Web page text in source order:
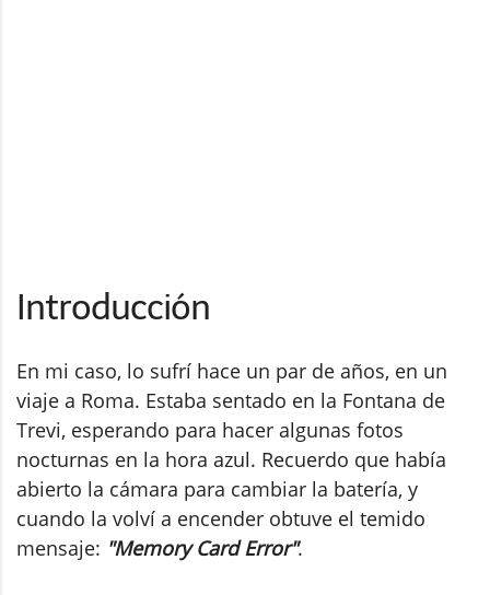
Introducción
En mi caso, lo sufrí hace un par de años, en un
viaje a Roma. Estaba sentado en la Fontana de
Trevi, esperando para hacer algunas fotos
nocturnas en la hora azul. Recuerdo que había
abierto la cámara para cambiar la batería, y
cuando la volví a encender obtuve el temido
mensaje: "Memory Card Error".